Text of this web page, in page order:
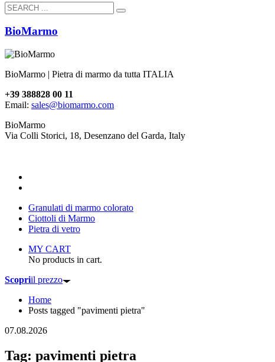
BioMarmo
BioMarmo | Pietra di marmo da tutta ITALIA
+39 388828 00 11
Email: sales@biomarmo.com
BioMarmo
Via Colli Storici, 18, Desenzano del Garda, Italy
Granulati di marmo colorato
Ciottoli di Marmo
Pietra di vetro
MY CART
No products in cart.
Scopriil prezzo
Home
Posts tagged "pavimenti pietra"
07.08.2026
Tag: pavimenti pietra